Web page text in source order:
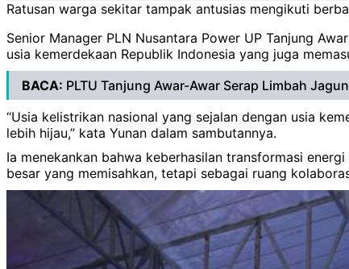
Ratusan warga sekitar tampak antusias mengikuti
Senior Manager PLN Nusantara Power UP Tanjung
usia kemerdekaan Republik Indonesia yang juga
BACA: PLTU Tanjung Awar-Awar Serap Limbah
“Usia kelistrikan nasional yang sejalan dengan usia
lebih hijau,” kata Yunan dalam sambutannya.
Ia menekankan bahwa keberhasilan transformasi
besar yang memisahkan, tetapi sebagai ruang